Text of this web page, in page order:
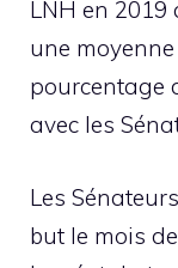
LNH en
une
pourcentage
avec les
Les
but le mois